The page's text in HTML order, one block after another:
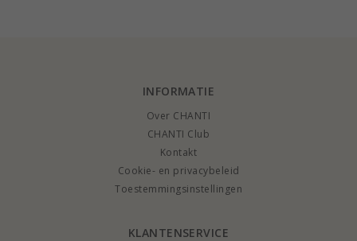
INFORMATIE
Over CHANTI
CHANTI Club
Kontakt
Cookie- en privacybeleid
Toestemmingsinstellingen
KLANTENSERVICE